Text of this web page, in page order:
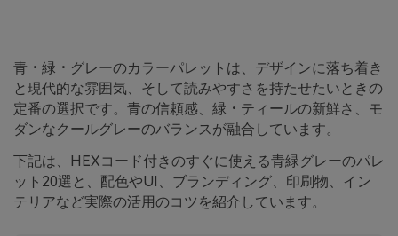
青・緑・グレーのカラーパレットは、デザインに落ち着き
と現代的な雰囲気、そして読みやすさを持たせたいときの
定番の選択です。青の信頼感、緑・ティールの新鮮さ、モ
ダンなクールグレーのバランスが融合しています。
下記は、HEXコード付きのすぐに使える青緑グレーのパレ
ット20選と、配色やUI、ブランディング、印刷物、イン
テリアなど実際の活用のコツを紹介しています。